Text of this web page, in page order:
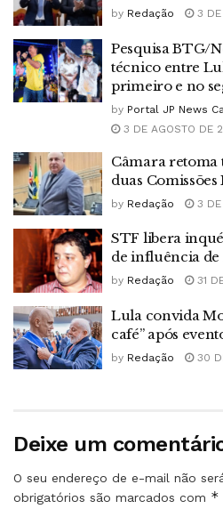
by Redação 3 DE
Pesquisa BTG/
técnico entre
primeiro e no
by Portal JP News
3 DE AGOSTO DE
Câmara retoma
duas Comissões
by Redação 3 DE
STF libera
de influência
by Redação 31
Lula convida
café” após
by Redação 30
Deixe um
O seu endereço de e-mail não
obrigatórios são marcados com *